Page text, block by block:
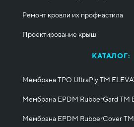
Ремонт кровли их профнастила
Проектирование крыш
КАТАЛОГ:
Мембрана TPO UltraPly ТМ
Мембрана EPDM RubberGard ТМ
Мембрана EPDM RubberCover ТМ